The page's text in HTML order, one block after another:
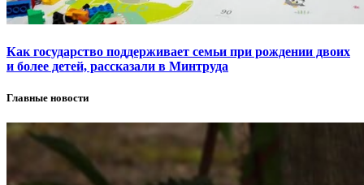
Как государство поддерживает семьи при рождении двоих
и более детей, рассказали в Минтруда
Главные новости